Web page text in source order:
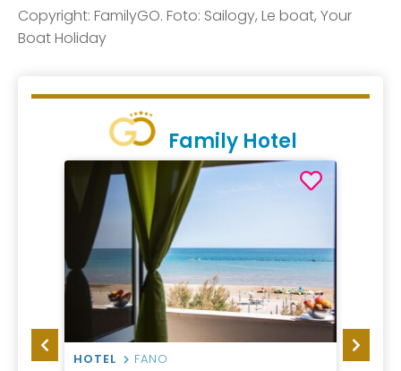
Copyright: FamilyGO. Foto: Sailogy, Le boat, Your
Boat Holiday
Family Hotel
HOTEL FANO